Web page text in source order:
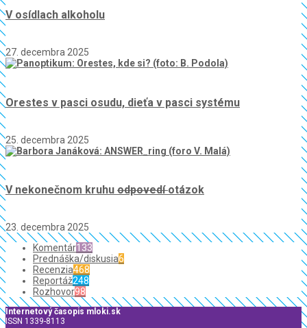
V osídlach alkoholu
27. decembra 2025
Orestes v pasci osudu, dieťa v pasci systému
25. decembra 2025
V nekonečnom kruhu odpovedíotázok
23. decembra 2025
Komentár133
Prednáška/diskusia6
Recenzia468
Reportáž248
Rozhovor98
Internetový časopis mloki.sk
ISSN 1339-8113